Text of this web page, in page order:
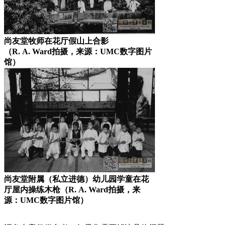
尚友堂牧师在花厅假山上合影
（R. A. Ward拍摄，来源：UMC数字图片
馆）
尚友堂附属（私立进德）幼儿园学童在花
厅屋内操练木枪（R. A. Ward拍摄，来
源：UMC数字图片馆）